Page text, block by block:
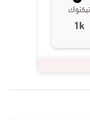
تيكتوك
1k